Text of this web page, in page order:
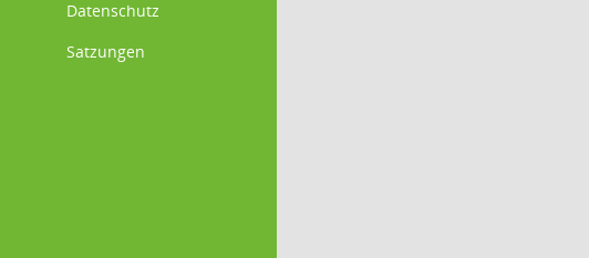
Datenschutz
Satzungen